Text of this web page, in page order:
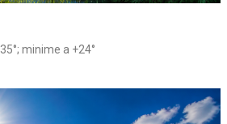
minime a +24°